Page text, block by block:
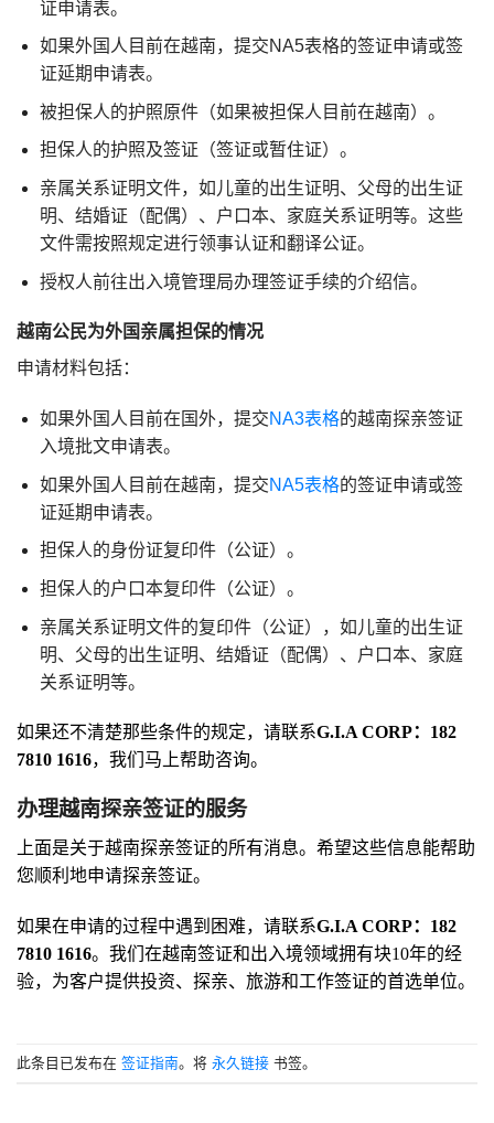
证申请表。
如果外国人目前在越南，提交NA5表格的签证申请或签
证延期申请表。
被担保人的护照原件（如果被担保人目前在越南）。
担保人的护照及签证（签证或暂住证）。
亲属关系证明文件，如儿童的出生证明、父母的出生证
明、结婚证（配偶）、户口本、家庭关系证明等。这些
文件需按照规定进行领事认证和翻译公证。
授权人前往出入境管理局办理签证手续的介绍信。
越南公民为外国亲属担保的情况
申请材料包括：
如果外国人目前在国外，提交NA3表格的越南探亲签证
入境批文申请表。
如果外国人目前在越南，提交NA5表格的签证申请或签
证延期申请表。
担保人的身份证复印件（公证）。
担保人的户口本复印件（公证）。
亲属关系证明文件的复印件（公证），如儿童的出生证
明、父母的出生证明、结婚证（配偶）、户口本、家庭
关系证明等。
如果还不清楚那些条件的规定，请联系G.I.A CORP：182
7810 1616，我们马上帮助咨询。
办理越南探亲签证的服务
上面是关于越南探亲签证的所有消息。希望这些信息能帮助
您顺利地申请探亲签证。
如果在申请的过程中遇到困难，请联系G.I.A CORP：182
7810 1616。我们在越南签证和出入境领域拥有块10年的经
验，为客户提供投资、探亲、旅游和工作签证的首选单位。
此条目已发布在 签证指南。将 永久链接 书签。